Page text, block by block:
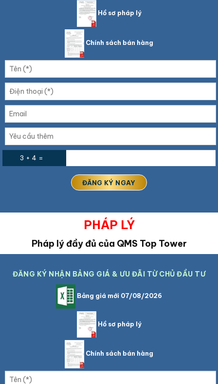
Hồ sơ pháp lý
Chính sách bán hàng
3 + 4 =
PHÁP LÝ
Pháp lý đầy đủ của QMS Top Tower
ĐĂNG KÝ NHẬN BẢNG GIÁ & ƯU ĐÃI TỪ CHỦ ĐẦU TƯ
Bảng giá mới 07/08/2026
Hồ sơ pháp lý
Chính sách bán hàng